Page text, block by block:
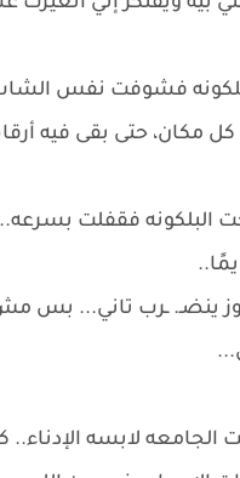
فشوفت نفس الشاب
مكان، حتى بقى فيه
البلكونه فقفلت
ينضـ. ـرب تاني... بس
الجامعه لابسه الإدناء..